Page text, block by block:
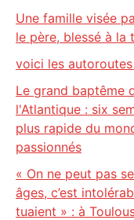
Une famille visée
le père, blessé à la
voici les
Le grand baptême
l'Atlantique : six
plus rapide du
passionnés
« On ne peut pas
âges, c’est
tuaient » : à